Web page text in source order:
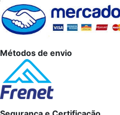
Métodos de envio